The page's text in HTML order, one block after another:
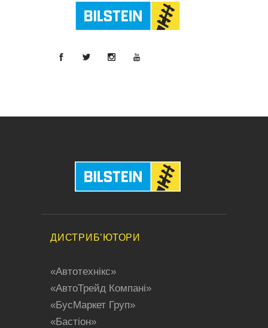
ДИСТРИБ’ЮТОРИ
«Aвтотехнікс»
«АвтоТрейд Компані»
«БусMaркет Груп»
«Бастіон»